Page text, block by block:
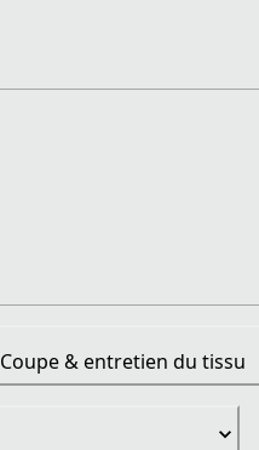
Coupe & entretien du tissu